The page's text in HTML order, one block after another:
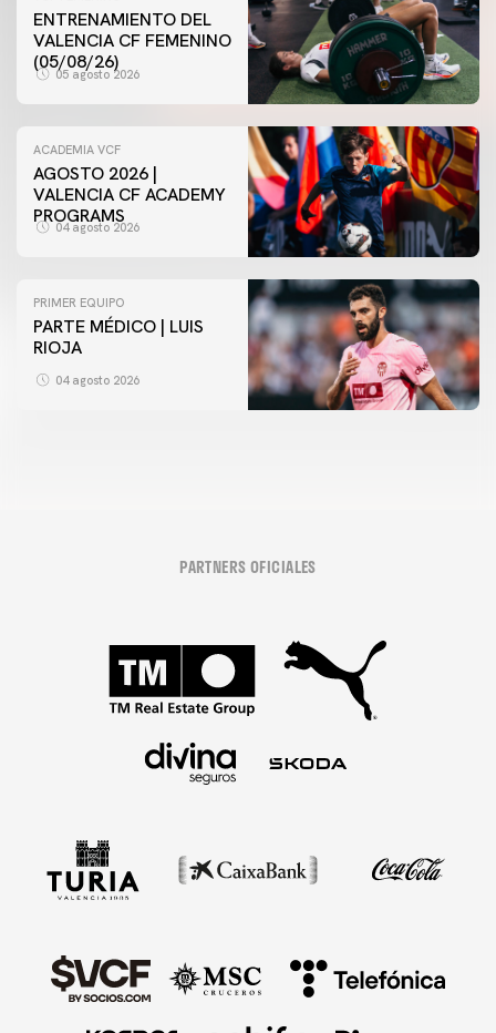
ENTRENAMIENTO DEL
VALENCIA CF FEMENINO
(05/08/26)
05 agosto 2026
ACADEMIA VCF
AGOSTO 2026 |
VALENCIA CF ACADEMY
PROGRAMS
04 agosto 2026
PRIMER EQUIPO
PARTE MÉDICO | LUIS
RIOJA
04 agosto 2026
PARTNERS OFICIALES